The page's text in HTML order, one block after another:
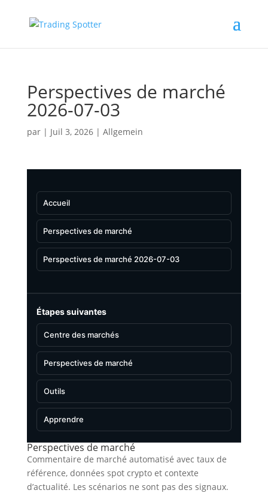
Perspectives de marché
2026-07-03
par | Juil 3, 2026| Allgemein
Accueil
Perspectives de marché
Perspectives de marché 2026-07-03
Étapes suivantes
Centre des marchés
Perspectives de marché
Outils
Apprendre
Perspectives de marché
Commentaire de marché automatisé avec taux de
référence, données spot crypto et contexte
d’actualité. Les scénarios ne sont pas des signaux.